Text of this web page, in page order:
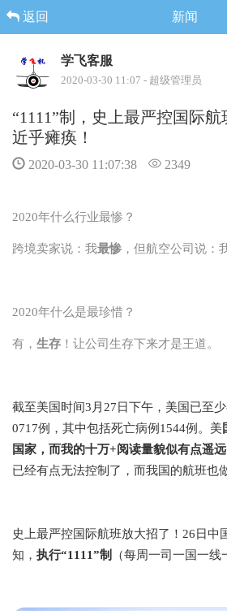
返回 新闻
学飞客服
2020-03-30 11:07 - 超级管理员
“1111”制，史上最严控国际
近乎瘫痪！
2020-03-30 11:07:38 2349
2020年什么行业最惨？
跨境卖家说：我最惨 ，但航空公司说：
2020年什么是最珍惜？
有， 生存 ！让公司生存下来才是王道。
截至美国时间3月27日下午，美国已至
0717例，其中包括死亡病例1544例。美
国家，而我的十万+阅读量貌似有点遥远
已经有点无法控制了，而我国的航班也
史上最严控国际航班放大招了！26日中
知， 执行“1111”制 （每周一司一国一线